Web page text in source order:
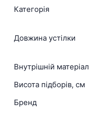
Категорія
Довжина устілки
Внутрішній матеріал
Висота підборів, см
Бренд